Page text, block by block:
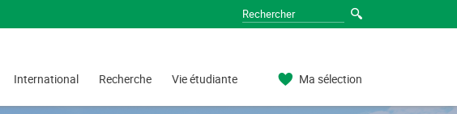
International Recherche Vie étudiante Ma sélection